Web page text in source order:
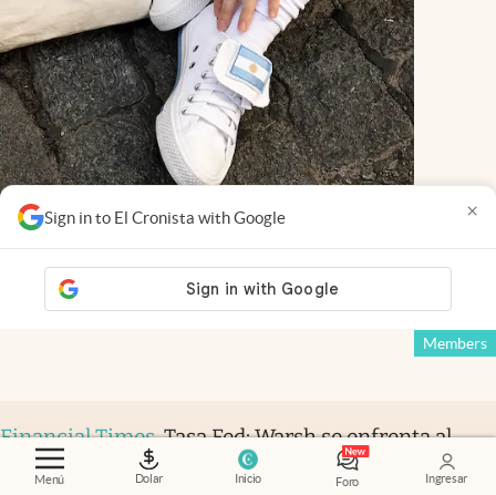
Menú Dolar Inicio Foro Ingresar
Sign in to El Cronista with Google ×
Giro.El traspié de la “última” marca de
vender 300.000 importadas
Ricardo Quesada
Members
Financial Times.Tasa Fed: Warsh se enfrenta al
mercado y redobla su estrategia